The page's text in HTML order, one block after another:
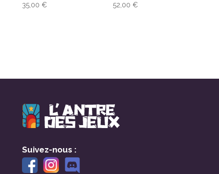
35,00 € 52,00€
Suivez-nous :